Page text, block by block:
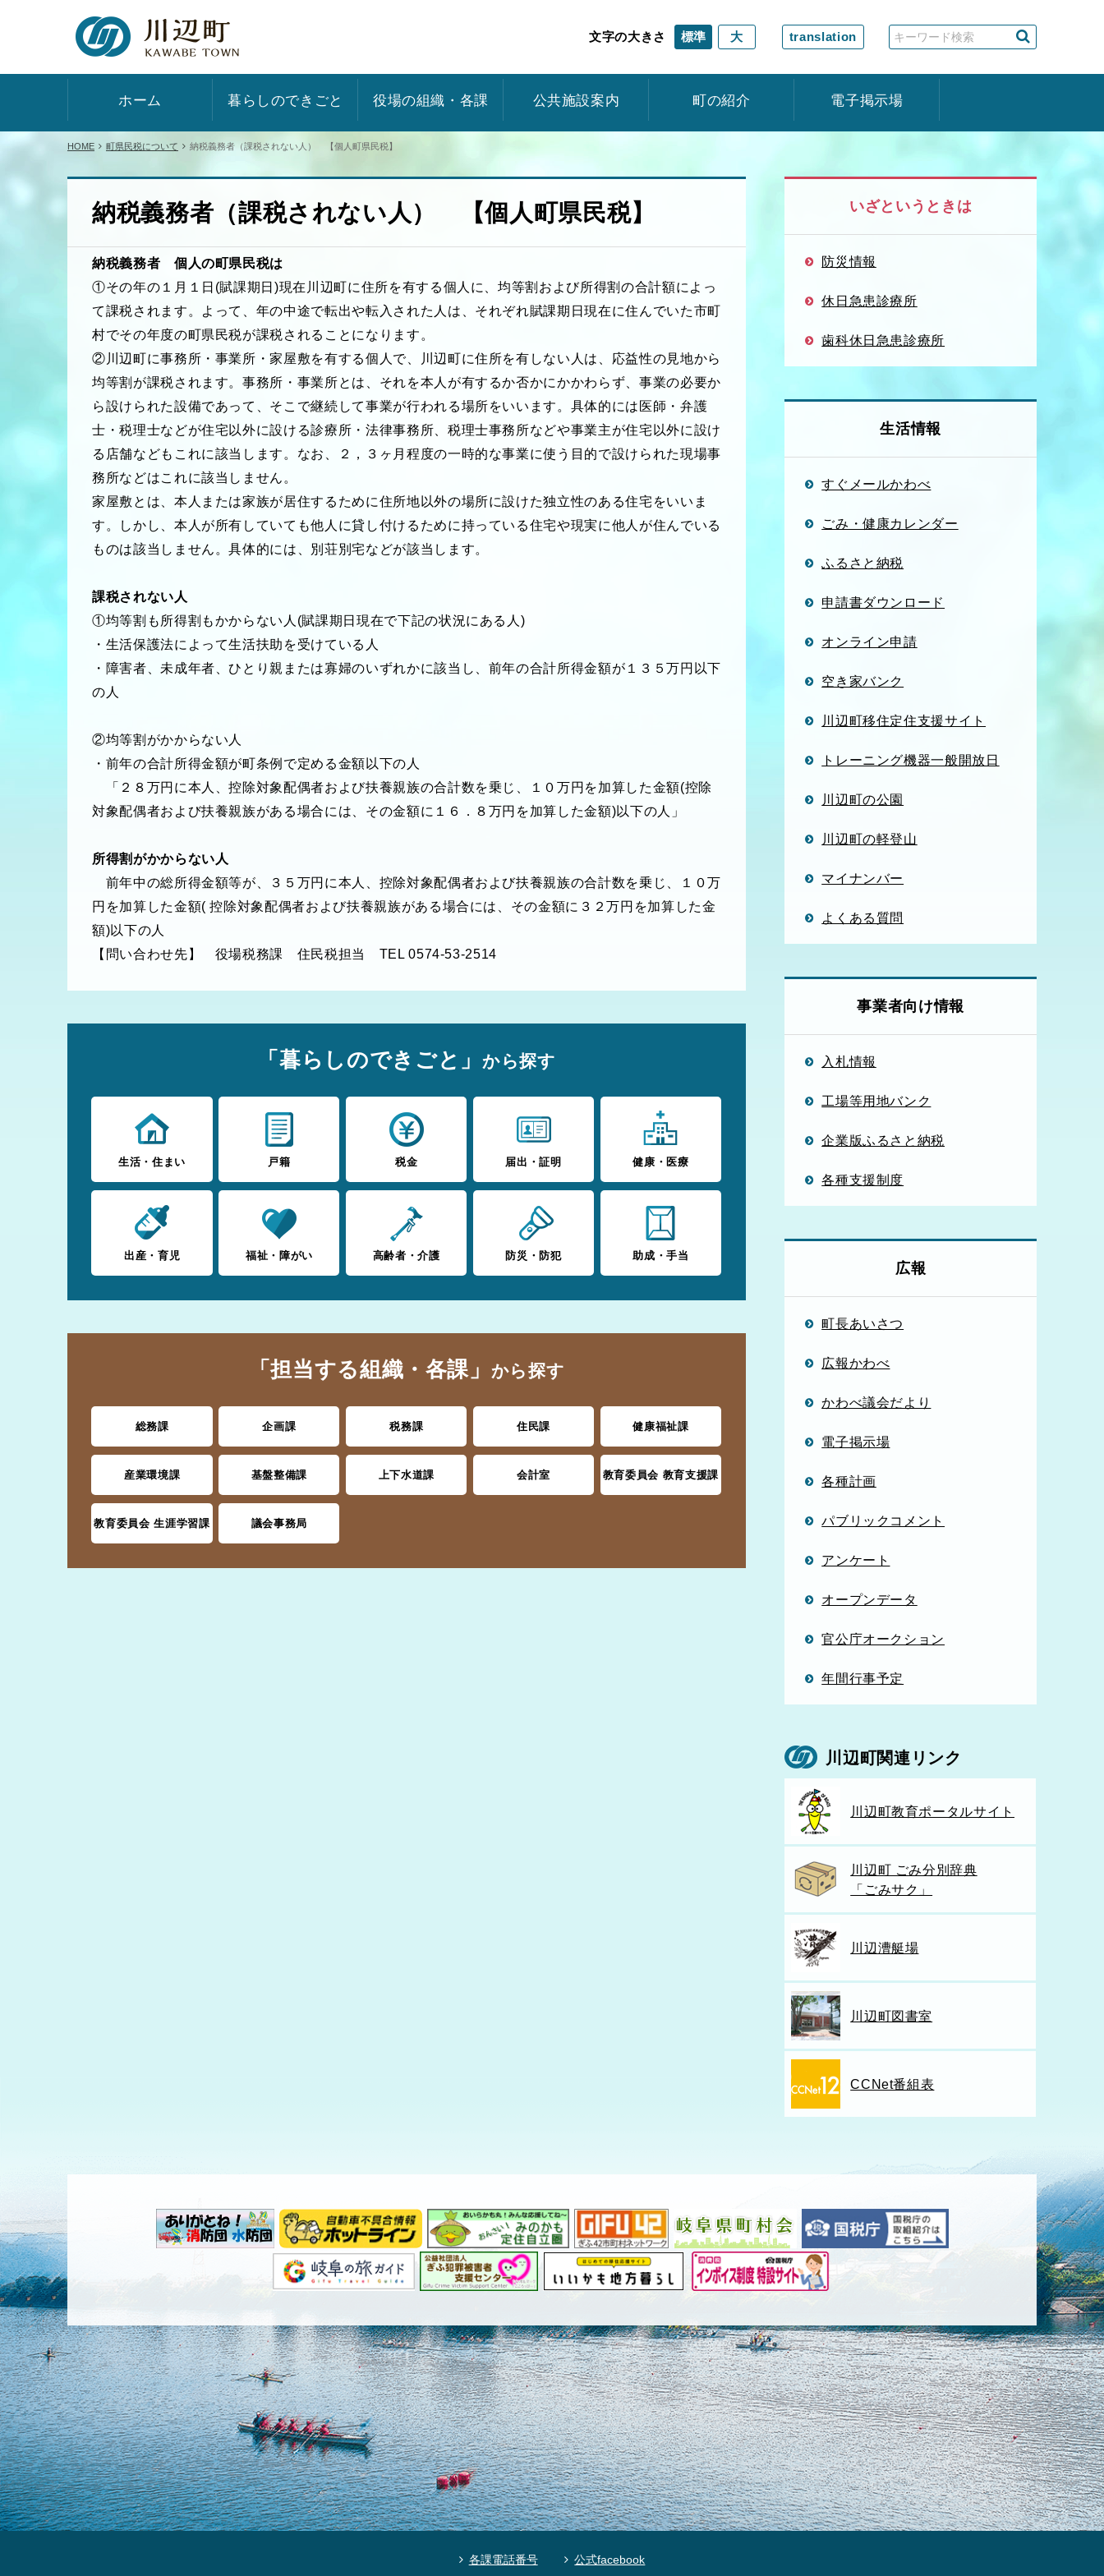
文字の大きさ 標準 大 translation
ホーム 暮らしのできごと 役場の組織・各課 公共施設案内 町の紹介 電子掲示場
HOME 町県民税について 納税義務者（課税されない人） 【個人町県民税】
納税義務者（課税されない人） 【個人町県民税】
納税義務者 個人の町県民税は
①その年の１月１日(賦課期日)現在川辺町に住所を有する個人に、均等割および所得割の合計額によっ
て課税されます。よって、年の中途で転出や転入された人は、それぞれ賦課期日現在に住んでいた市町
村でその年度の町県民税が課税されることになります。
②川辺町に事務所・事業所・家屋敷を有する個人で、川辺町に住所を有しない人は、応益性の見地から
均等割が課税されます。事務所・事業所とは、それを本人が有するか否かにかかわらず、事業の必要か
ら設けられた設備であって、そこで継続して事業が行われる場所をいいます。具体的には医師・弁護
士・税理士などが住宅以外に設ける診療所・法律事務所、税理士事務所などや事業主が住宅以外に設け
る店舗などもこれに該当します。なお、２，３ヶ月程度の一時的な事業に使う目的で設けられた現場事
務所などはこれに該当しません。
家屋敷とは、本人または家族が居住するために住所地以外の場所に設けた独立性のある住宅をいいま
す。しかし、本人が所有していても他人に貸し付けるために持っている住宅や現実に他人が住んでいる
ものは該当しません。具体的には、別荘別宅などが該当します。
課税されない人
①均等割も所得割もかからない人(賦課期日現在で下記の状況にある人)
・生活保護法によって生活扶助を受けている人
・障害者、未成年者、ひとり親または寡婦のいずれかに該当し、前年の合計所得金額が１３５万円以下
の人
②均等割がかからない人
・前年の合計所得金額が町条例で定める金額以下の人
「２８万円に本人、控除対象配偶者および扶養親族の合計数を乗じ、１０万円を加算した金額(控除
対象配偶者および扶養親族がある場合には、その金額に１６．８万円を加算した金額)以下の人」
所得割がかからない人
前年中の総所得金額等が、３５万円に本人、控除対象配偶者および扶養親族の合計数を乗じ、１０万
円を加算した金額( 控除対象配偶者および扶養親族がある場合には、その金額に３２万円を加算した金
額)以下の人
【問い合わせ先】 役場税務課 住民税担当 TEL 0574-53-2514
「暮らしのできごと」 から探す
生活・住まい 戸籍 税金 届出・証明 健康・医療
出産・育児 福祉・障がい 高齢者・介護 防災・防犯 助成・手当
「担当する組織・各課」 から探す
総務課 企画課 税務課 住民課 健康福祉課
産業環境課 基盤整備課 上下水道課 会計室 教育委員会 教育支援課
教育委員会 生涯学習課 議会事務局
いざというときは
防災情報
休日急患診療所
歯科休日急患診療所
生活情報
すぐメールかわべ
ごみ・健康カレンダー
ふるさと納税
申請書ダウンロード
オンライン申請
空き家バンク
川辺町移住定住支援サイト
トレーニング機器一般開放日
川辺町の公園
川辺町の軽登山
マイナンバー
よくある質問
事業者向け情報
入札情報
工場等用地バンク
企業版ふるさと納税
各種支援制度
広報
町長あいさつ
広報かわべ
かわべ議会だより
電子掲示場
各種計画
パブリックコメント
アンケート
オープンデータ
官公庁オークション
年間行事予定
川辺町関連リンク
川辺町教育ポータルサイト
川辺町 ごみ分別辞典
「ごみサク」
川辺漕艇場
川辺町図書室
CCNet番組表
各課電話番号 公式facebook